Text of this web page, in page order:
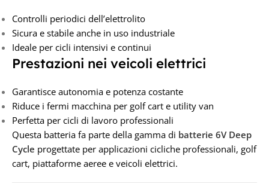
Controlli periodici dell’elettrolito
Sicura e stabile anche in uso industriale
Ideale per cicli intensivi e continui
Prestazioni nei veicoli elettrici
Garantisce autonomia e potenza costante
Riduce i fermi macchina per golf cart e utility van
Perfetta per cicli di lavoro professionali
Questa batteria fa parte della gamma di batterie 6V Deep
Cycle progettate per applicazioni cicliche professionali, golf
cart, piattaforme aeree e veicoli elettrici.